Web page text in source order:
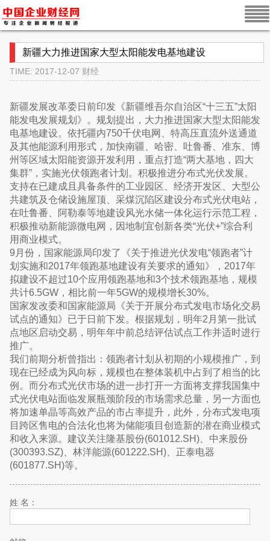
新疆大力推进国家大型太阳能发电基地建设
TIME: 2017-12-07 财经
新疆发展改革委日前印发《新疆维吾尔自治区“十三五”太阳
能发电发展规划》。规划提出，大力推进国家大型太阳能发
电基地建设。依托疆内750千伏电网、特高压直流外送通道
及其他能源利用形式，加快南疆、哈密、吐鲁番、准东、博
州等区域太阳能资源开发利用，重点打造“两大基地，四大
集群”，实施光伏领跑者计划。积极推进分布式光伏发展。
支持在已建成且具备条件的工业园区、经济开发区、大型公
共建筑及仓储设施屋顶、采煤沉陷区建设分布式光伏电站，
在吐鲁番、阿勒泰等地建设风光水储一体化运行示范工程，
积极推动新能源微电网，因地制宜创新各类“光伏+”综合利
用商业模式。
9月份，国家能源局印发了《关于推进光伏发电“领跑者”计
划实施和2017年领跑基地建设有关要求的通知》，2017年
拟建设不超过10个应用领跑基地和3个技术领跑基地，规模
共计6.5GW，相比前一年5GW的规模增长30%。
国家发改委和国家能源局《关于开展分布式发电市场化交易
试点的通知》已于日前下发。根据规划，明年2月第一批试
点地区启动交易，明年年中前总结评估试点工作并适时进行
推广。
我们前期分析曾指出：领跑者计划从初期的小规模推广，到
现在已经成为风向标，规模也在整体装机中占到了相当的比
例。而分布式光伏市场的进一步打开一方面将支撑我国集中
式光伏电站面临发展瓶颈阶段的市场需求总量，另一方面也
将加速单晶等高效产品的市占率提升，此外，分布式发电项
目跨区售电的合法化也将为储能项目创造新的潜在商业模式
和收入来源。建议关注隆基股份(601012.SH)、中来股份
(300393.SZ)、林洋能源(601222.SH)、正泰电器
(601877.SH)等。
姓 名：